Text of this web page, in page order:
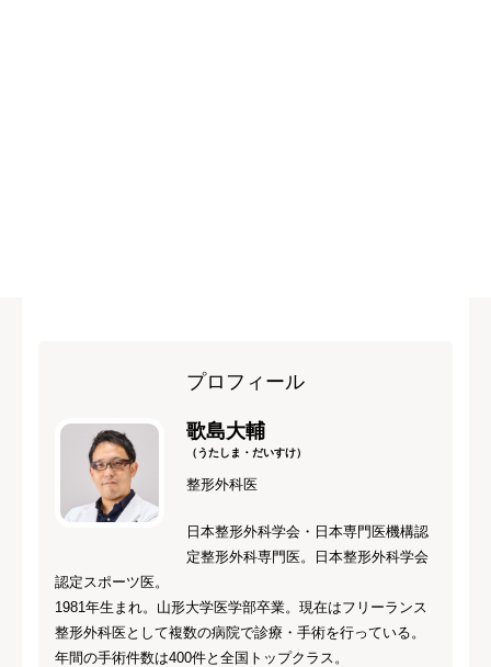
プロフィール
歌島大輔
（うたしま・だいすけ）
整形外科医
日本整形外科学会・日本専門医機構認
定整形外科専門医。日本整形外科学会
認定スポーツ医。
1981年生まれ。山形大学医学部卒業。現在はフリーランス
整形外科医として複数の病院で診療・手術を行っている。
年間の手術件数は400件と全国トップクラス。